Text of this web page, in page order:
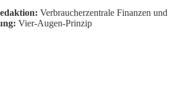
Verbraucherzentrale Finanzen und
Vier-Augen-Prinzip